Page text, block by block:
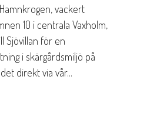
vackert
10 i centrala Vaxholm,
Sjövillan för en
i skärgårdsmiljö på
direkt via vår...